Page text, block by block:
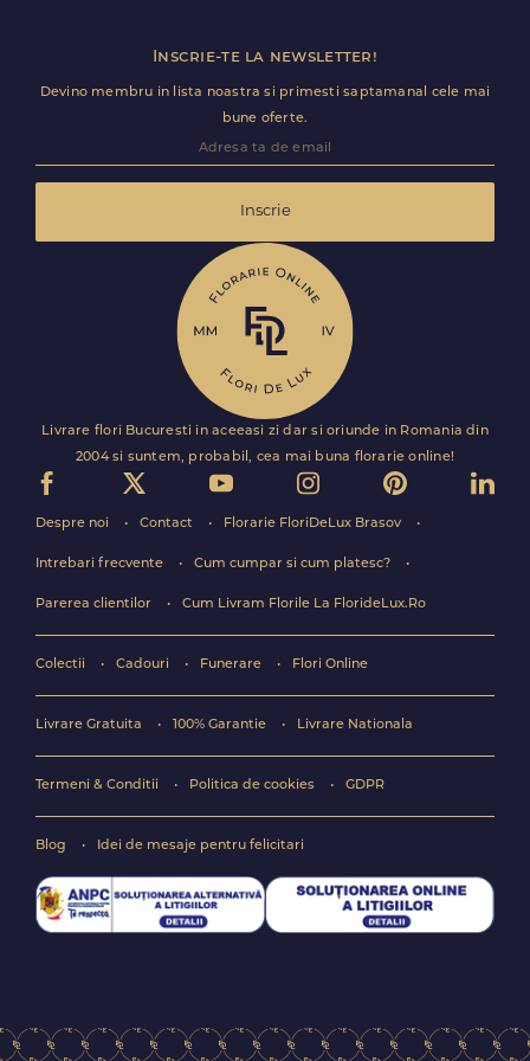
Inscrie-te la newsletter!
Devino membru in lista noastra si primesti saptamanal cele mai
bune oferte.
Inscrie
Livrare flori Bucuresti in aceeasi zi dar si oriunde in Romania din
2004 si suntem, probabil, cea mai buna florarie online!
Despre noi Contact Florarie FloriDeLux Brasov
Intrebari frecvente Cum cumpar si cum platesc?
Parerea clientilor Cum Livram Florile La FlorideLux.Ro
Colectii Cadouri Funerare Flori Online
Livrare Gratuita 100% Garantie Livrare Nationala
Termeni & Conditii Politica de cookies GDPR
Blog Idei de mesaje pentru felicitari